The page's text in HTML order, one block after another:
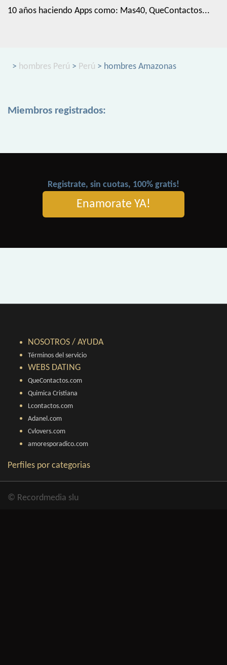
10 años haciendo Apps como: Mas40, QueContactos...
> hombres Perú > Perú > hombres Amazonas
Miembros registrados:
Registrate, sin cuotas, 100% gratis!
Enamorate YA!
NOSOTROS / AYUDA
Términos del servicio
WEBS DATING
QueContactos.com
Quimica Cristiana
Lcontactos.com
Adanel.com
Cvlovers.com
amoresporadico.com
Perfiles por categorias
© Recordmedia slu